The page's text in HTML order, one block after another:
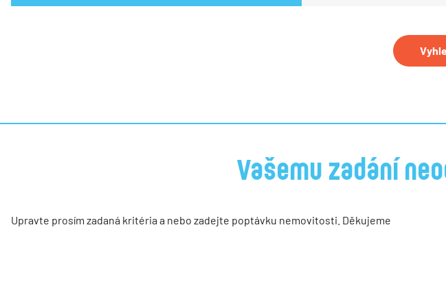
Vašemu zadání
Upravte prosím zadaná kritéria a nebo zadejte poptávku nemovitosti. Děkujeme